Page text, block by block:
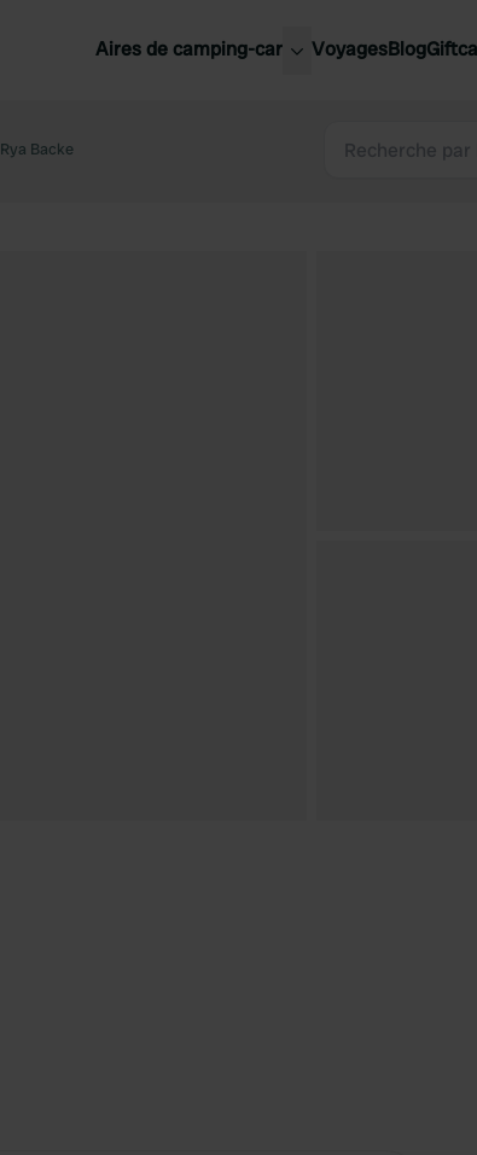
Aires de camping-car VoyagesBlog
Rya Backe